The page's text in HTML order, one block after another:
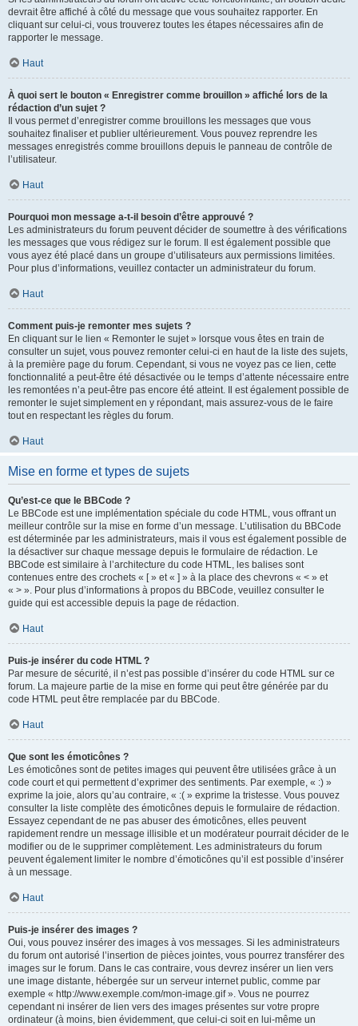
devrait être affiché à côté du message que vous souhaitez rapporter. En
cliquant sur celui-ci, vous trouverez toutes les étapes nécessaires afin de
rapporter le message.
Haut
À quoi sert le bouton « Enregistrer comme brouillon » affiché lors de la
rédaction d’un sujet ?
Il vous permet d’enregistrer comme brouillons les messages que vous
souhaitez finaliser et publier ultérieurement. Vous pouvez reprendre les
messages enregistrés comme brouillons depuis le panneau de contrôle de
l’utilisateur.
Haut
Pourquoi mon message a-t-il besoin d’être approuvé ?
Les administrateurs du forum peuvent décider de soumettre à des vérifications
les messages que vous rédigez sur le forum. Il est également possible que
vous ayez été placé dans un groupe d’utilisateurs aux permissions limitées.
Pour plus d’informations, veuillez contacter un administrateur du forum.
Haut
Comment puis-je remonter mes sujets ?
En cliquant sur le lien « Remonter le sujet » lorsque vous êtes en train de
consulter un sujet, vous pouvez remonter celui-ci en haut de la liste des sujets,
à la première page du forum. Cependant, si vous ne voyez pas ce lien, cette
fonctionnalité a peut-être été désactivée ou le temps d’attente nécessaire entre
les remontées n’a peut-être pas encore été atteint. Il est également possible de
remonter le sujet simplement en y répondant, mais assurez-vous de le faire
tout en respectant les règles du forum.
Haut
Mise en forme et types de sujets
Qu’est-ce que le BBCode ?
Le BBCode est une implémentation spéciale du code HTML, vous offrant un
meilleur contrôle sur la mise en forme d’un message. L’utilisation du BBCode
est déterminée par les administrateurs, mais il vous est également possible de
la désactiver sur chaque message depuis le formulaire de rédaction. Le
BBCode est similaire à l’architecture du code HTML, les balises sont
contenues entre des crochets « [ » et « ] » à la place des chevrons « < » et
« > ». Pour plus d’informations à propos du BBCode, veuillez consulter le
guide qui est accessible depuis la page de rédaction.
Haut
Puis-je insérer du code HTML ?
Par mesure de sécurité, il n’est pas possible d’insérer du code HTML sur ce
forum. La majeure partie de la mise en forme qui peut être générée par du
code HTML peut être remplacée par du BBCode.
Haut
Que sont les émoticônes ?
Les émoticônes sont de petites images qui peuvent être utilisées grâce à un
code court et qui permettent d’exprimer des sentiments. Par exemple, « :) »
exprime la joie, alors qu’au contraire, « :( » exprime la tristesse. Vous pouvez
consulter la liste complète des émoticônes depuis le formulaire de rédaction.
Essayez cependant de ne pas abuser des émoticônes, elles peuvent
rapidement rendre un message illisible et un modérateur pourrait décider de le
modifier ou de le supprimer complètement. Les administrateurs du forum
peuvent également limiter le nombre d’émoticônes qu’il est possible d’insérer
à un message.
Haut
Puis-je insérer des images ?
Oui, vous pouvez insérer des images à vos messages. Si les administrateurs
du forum ont autorisé l’insertion de pièces jointes, vous pourrez transférer des
images sur le forum. Dans le cas contraire, vous devrez insérer un lien vers
une image distante, hébergée sur un serveur internet public, comme par
exemple « http://www.exemple.com/mon-image.gif ». Vous ne pourrez
cependant ni insérer de lien vers des images présentes sur votre propre
ordinateur (à moins, bien évidemment, que celui-ci soit en lui-même un